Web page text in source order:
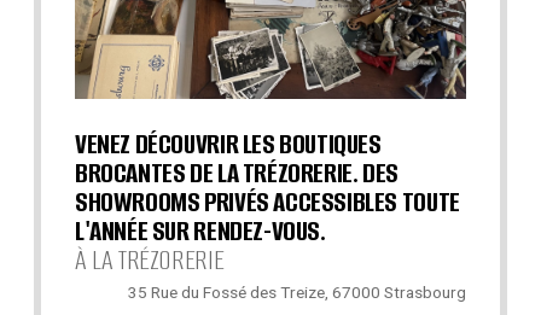
VENEZ DÉCOUVRIR LES BOUTIQUES
BROCANTES DE LA TRÉZORERIE. DES
SHOWROOMS PRIVÉS ACCESSIBLES TOUTE
L'ANNÉE SUR RENDEZ-VOUS.
À LA TRÉZORERIE
35 Rue du Fossé des Treize, 67000 Strasbourg